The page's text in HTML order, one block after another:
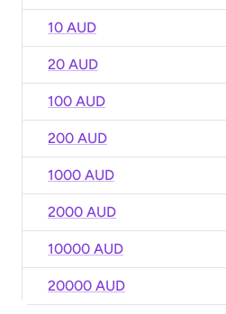
10 AUD
20 AUD
100 AUD
200 AUD
1000 AUD
2000 AUD
10000 AUD
20000 AUD